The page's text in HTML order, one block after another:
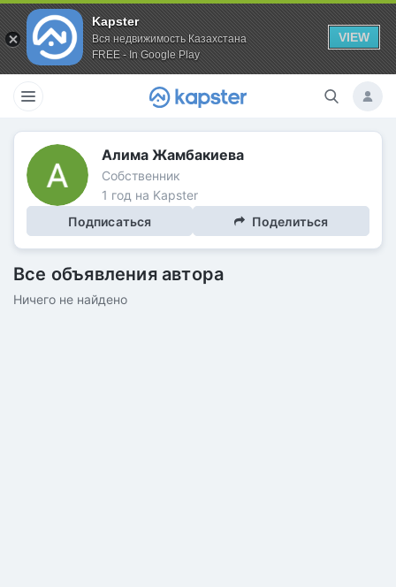
Kapster
Вся недвижимость Казахстана
FREE - In Google Play
VIEW
Алима Жамбакиева
Собственник
1 год на Kapster
Подписаться
Поделиться
Все объявления автора
Ничего не найдено